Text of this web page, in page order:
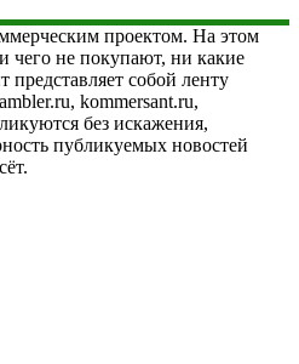
проектом. На этом
чего не покупают, ни какие
представляет собой ленту
kommersant.ru,
без искажения,
публикуемых новостей